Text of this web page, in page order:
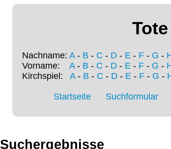
Nachname: A- B - C - D - E - F - G -
Vorname: A- B - C - D - E - F - G -
Kirchspiel: A- B - C - D- E- F- G -
Startseite Suchformular
Suchergebnisse